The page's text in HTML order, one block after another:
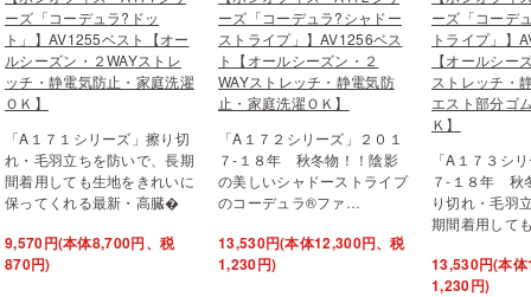
ーズ「コーデュラ?ドッ
ト」】AV1255ベスト【オー
ルシーズン・２WAYストレ
ッチ・静電気防止・家庭洗濯
ＯＫ】
「A１７１シリーズ」擦り切
れ・毛羽立ちを防いで、長期
間着用しても生地をきれいに
保ってくれる最新・高臓�
9,570円(本体8,700円、税
870円)
ーズ「コーデュラ?シャドー
ストライプ」】AV1256ベス
ト【オールシーズン・２
WAYストレッチ・静電気防
止・家庭洗濯ＯＫ】
「A１７２シリーズ」２０１
７-１８年 秋冬物！！陰影
の美しいシャドーストライプ
のコーデュラ®ファ…
13,530円(本体12,300円、税
1,230円)
ーズ「コーデ
トライプ」】
【オールシー
ストレッチ・
エスト部分ゴ
Ｋ】
「A１７３シ
７-１８年 秋
り切れ・毛羽
期間着用して
13,530円(本
1,230円)